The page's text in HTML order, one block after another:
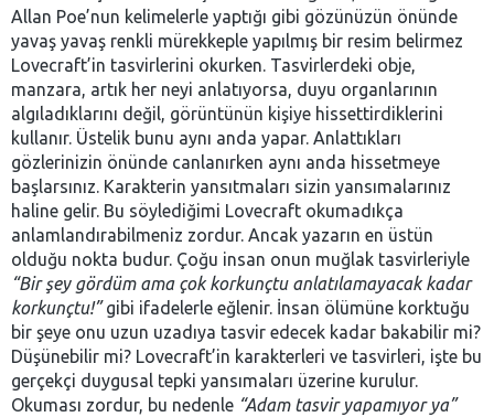
Allan Poe’nun kelimelerle yaptığı gibi gözünüzün önünde
yavaş yavaş renkli mürekkeple yapılmış bir resim belirmez
Lovecraft’in tasvirlerini okurken. Tasvirlerdeki obje,
manzara, artık her neyi anlatıyorsa, duyu organlarının
algıladıklarını değil, görüntünün kişiye hissettirdiklerini
kullanır. Üstelik bunu aynı anda yapar. Anlattıkları
gözlerinizin önünde canlanırken aynı anda hissetmeye
başlarsınız. Karakterin yansıtmaları sizin yansımalarınız
haline gelir. Bu söylediğimi Lovecraft okumadıkça
anlamlandırabilmeniz zordur. Ancak yazarın en üstün
olduğu nokta budur. Çoğu insan onun muğlak tasvirleriyle
“Bir şey gördüm ama çok korkunçtu anlatılamayacak kadar
korkunçtu!”gibi ifadelerle eğlenir. İnsan ölümüne korktuğu
bir şeye onu uzun uzadıya tasvir edecek kadar bakabilir mi?
Düşünebilir mi? Lovecraft’in karakterleri ve tasvirleri, işte bu
gerçekçi duygusal tepki yansımaları üzerine kurulur.
Okuması zordur, bu nedenle “Adam tasvir yapamıyor ya”